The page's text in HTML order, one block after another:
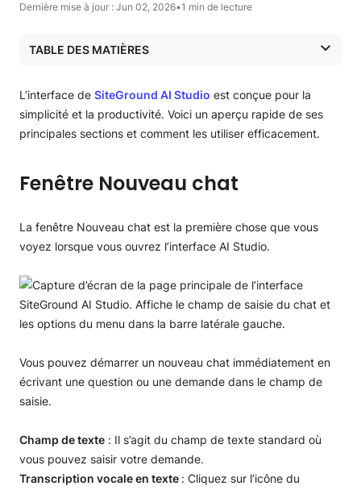
Dernière mise à jour : Jun 02, 2026•1 min de lecture
TABLE DES MATIÈRES
Options de la barre d’outils
L’interface de SiteGround AI Studio est conçue pour la
simplicité et la productivité. Voici un aperçu rapide de ses
principales sections et comment les utiliser efficacement.
Fenêtre Nouveau chat
La fenêtre Nouveau chat est la première chose que vous
voyez lorsque vous ouvrez l’interface AI Studio.
Vous pouvez démarrer un nouveau chat immédiatement en
écrivant une question ou une demande dans le champ de
saisie.
Champ de texte : Il s’agit du champ de texte standard où
vous pouvez saisir votre demande.
Transcription vocale en texte : Cliquez sur l’icône du